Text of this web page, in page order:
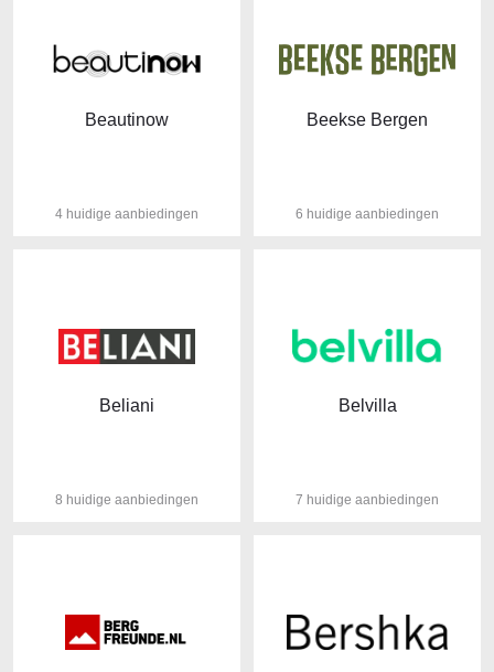
Beautinow
4 huidige aanbiedingen
Beekse Bergen
6 huidige aanbiedingen
Beliani
8 huidige aanbiedingen
Belvilla
7 huidige aanbiedingen